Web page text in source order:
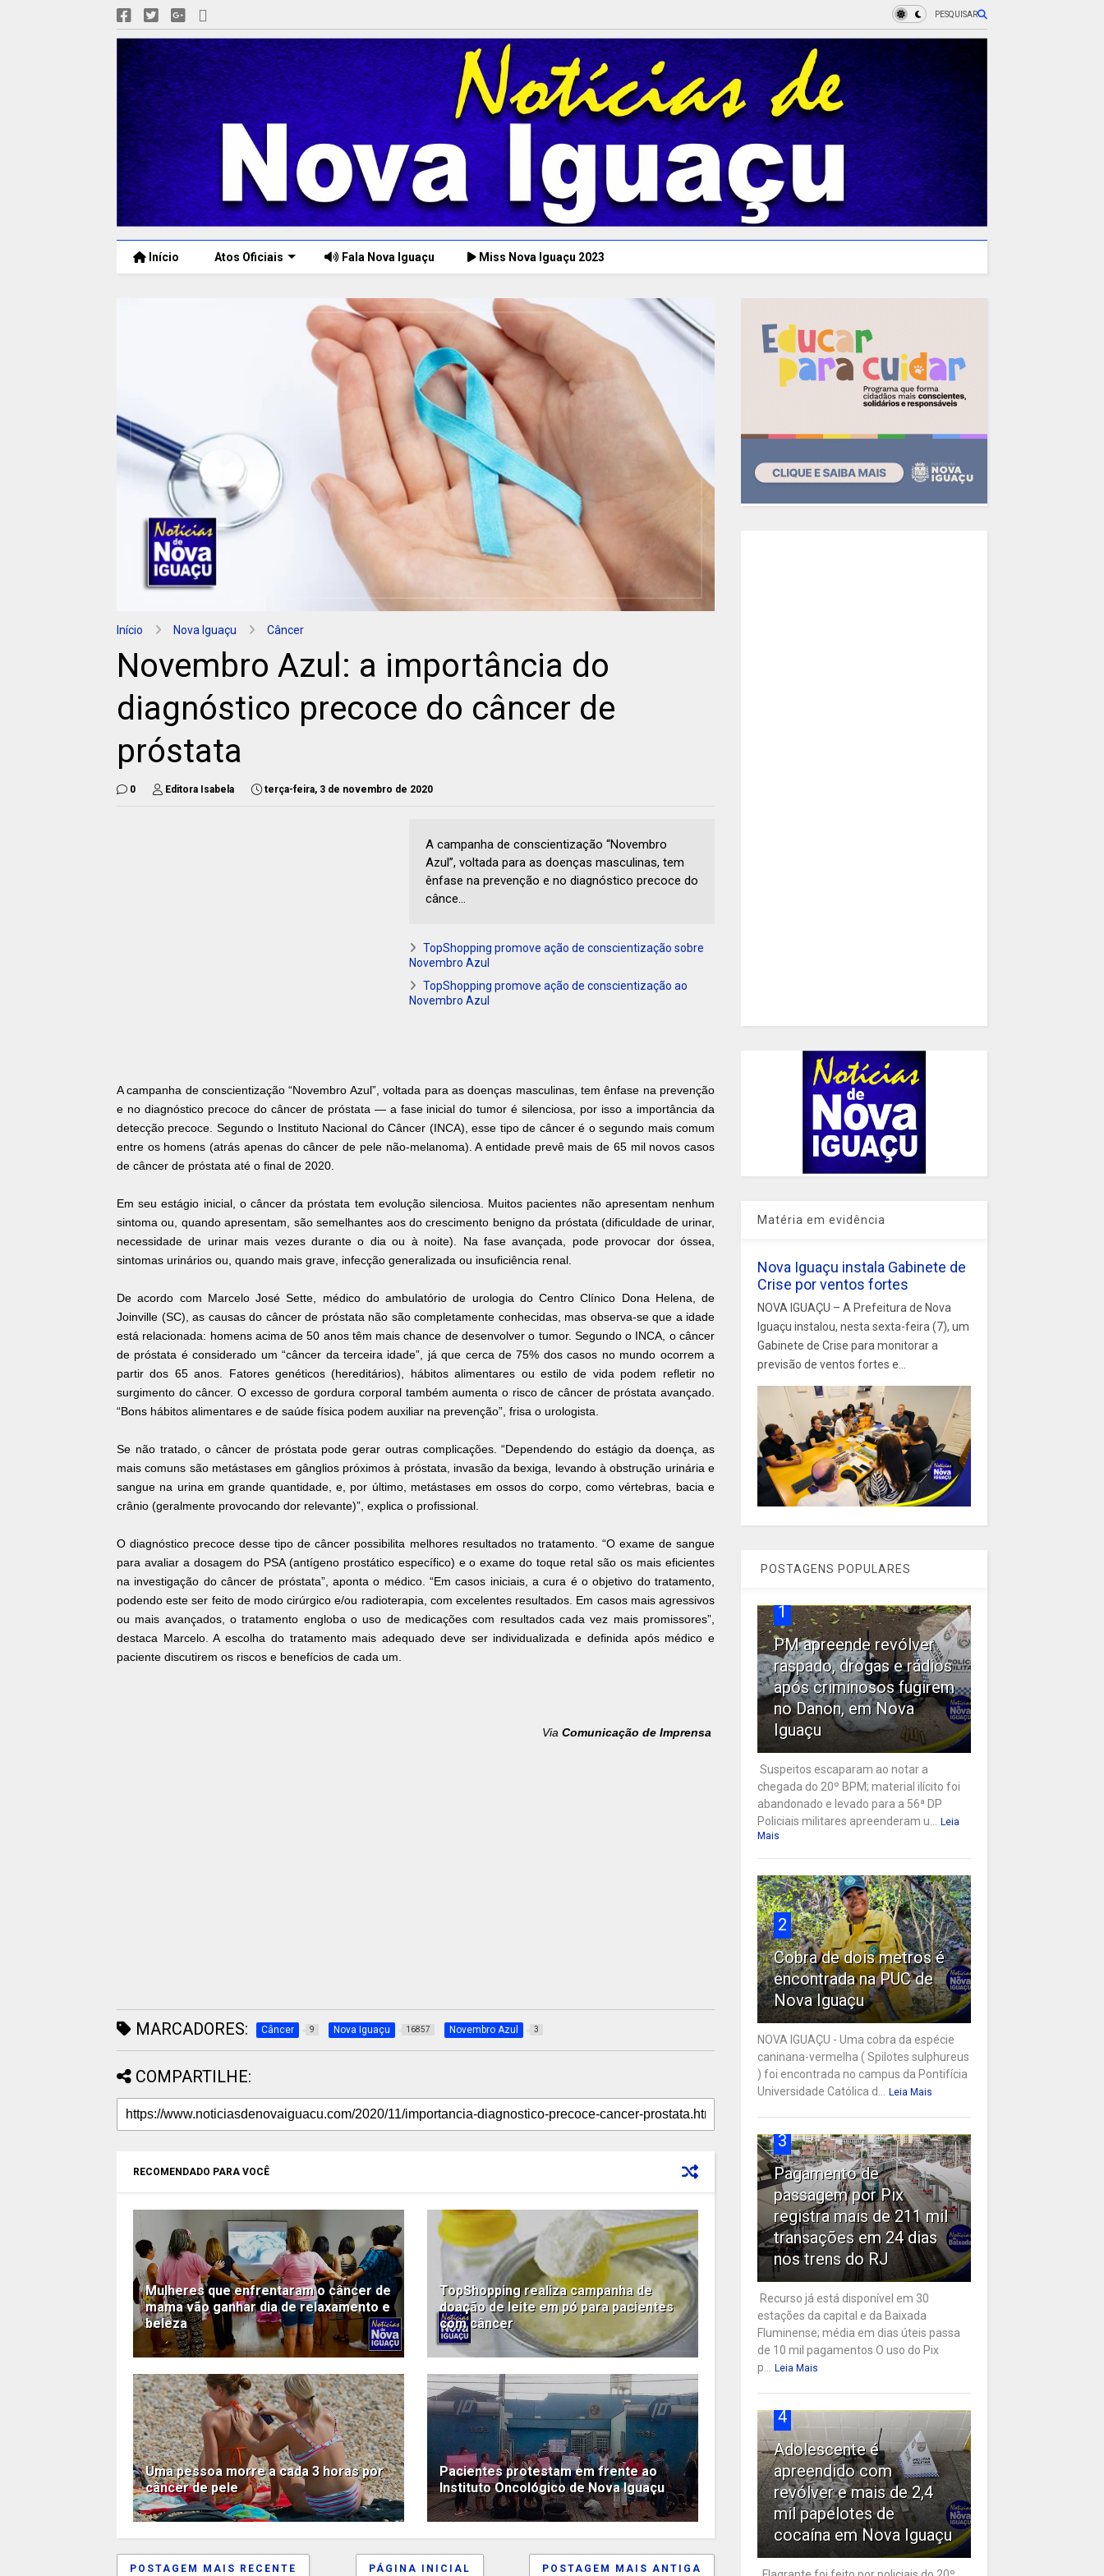
PESQUISAR
Início Atos Oficiais Fala Nova Iguaçu Miss Nova Iguaçu 2023
Início Nova Iguaçu Câncer
Novembro Azul: a importância do
diagnóstico precoce do câncer de
próstata
0 Editora Isabela terça-feira, 3 de novembro de 2020
A campanha de conscientização “Novembro
Azul”, voltada para as doenças masculinas, tem
ênfase na prevenção e no diagnóstico precoce do
cânce...
TopShopping promove ação de conscientização sobre
Novembro Azul
TopShopping promove ação de conscientização ao
Novembro Azul
A campanha de conscientização “Novembro Azul”, voltada para as doenças masculinas, tem ênfase na prevenção
e no diagnóstico precoce do câncer de próstata — a fase inicial do tumor é silenciosa, por isso a importância da
detecção precoce. Segundo o Instituto Nacional do Câncer (INCA), esse tipo de câncer é o segundo mais comum
entre os homens (atrás apenas do câncer de pele não-melanoma). A entidade prevê mais de 65 mil novos casos
de câncer de próstata até o final de 2020.
Em seu estágio inicial, o câncer da próstata tem evolução silenciosa. Muitos pacientes não apresentam nenhum
sintoma ou, quando apresentam, são semelhantes aos do crescimento benigno da próstata (dificuldade de urinar,
necessidade de urinar mais vezes durante o dia ou à noite). Na fase avançada, pode provocar dor óssea,
sintomas urinários ou, quando mais grave, infecção generalizada ou insuficiência renal.
De acordo com Marcelo José Sette, médico do ambulatório de urologia do Centro Clínico Dona Helena, de
Joinville (SC), as causas do câncer de próstata não são completamente conhecidas, mas observa-se que a idade
está relacionada: homens acima de 50 anos têm mais chance de desenvolver o tumor. Segundo o INCA, o câncer
de próstata é considerado um “câncer da terceira idade”, já que cerca de 75% dos casos no mundo ocorrem a
partir dos 65 anos. Fatores genéticos (hereditários), hábitos alimentares ou estilo de vida podem refletir no
surgimento do câncer. O excesso de gordura corporal também aumenta o risco de câncer de próstata avançado.
“Bons hábitos alimentares e de saúde física podem auxiliar na prevenção”, frisa o urologista.
Se não tratado, o câncer de próstata pode gerar outras complicações. “Dependendo do estágio da doença, as
mais comuns são metástases em gânglios próximos à próstata, invasão da bexiga, levando à obstrução urinária e
sangue na urina em grande quantidade, e, por último, metástases em ossos do corpo, como vértebras, bacia e
crânio (geralmente provocando dor relevante)”, explica o profissional.
O diagnóstico precoce desse tipo de câncer possibilita melhores resultados no tratamento. “O exame de sangue
para avaliar a dosagem do PSA (antígeno prostático específico) e o exame do toque retal são os mais eficientes
na investigação do câncer de próstata”, aponta o médico. “Em casos iniciais, a cura é o objetivo do tratamento,
podendo este ser feito de modo cirúrgico e/ou radioterapia, com excelentes resultados. Em casos mais agressivos
ou mais avançados, o tratamento engloba o uso de medicações com resultados cada vez mais promissores”,
destaca Marcelo. A escolha do tratamento mais adequado deve ser individualizada e definida após médico e
paciente discutirem os riscos e benefícios de cada um.
Via Comunicação de Imprensa
MARCADORES: Câncer 9 Nova Iguaçu 16857 Novembro Azul 3
COMPARTILHE:
RECOMENDADO PARA VOCÊ
Mulheres que enfrentaram o câncer de
mama vão ganhar dia de relaxamento e
beleza
TopShopping realiza campanha de
doação de leite em pó para pacientes
com câncer
Uma pessoa morre a cada 3 horas por
câncer de pele
Pacientes protestam em frente ao
Instituto Oncológico de Nova Iguaçu
POSTAGEM MAIS RECENTE POSTAGEM MAIS ANTIGA
PÁGINA INICIAL
Matéria em evidência
Nova Iguaçu instala Gabinete de
Crise por ventos fortes
NOVA IGUAÇU – A Prefeitura de Nova
Iguaçu instalou, nesta sexta-feira (7), um
Gabinete de Crise para monitorar a
previsão de ventos fortes e...
POSTAGENS POPULARES
1
PM apreende revólver
raspado, drogas e rádios
após criminosos fugirem
no Danon, em Nova
Iguaçu
Suspeitos escaparam ao notar a
chegada do 20º BPM; material ilícito foi
abandonado e levado para a 56ª DP
Policiais militares apreenderam u...
Leia
Mais
2
Cobra de dois metros é
encontrada na PUC de
Nova Iguaçu
NOVA IGUAÇU - Uma cobra da espécie
caninana-vermelha ( Spilotes sulphureus
) foi encontrada no campus da Pontifícia
Universidade Católica d...
Leia Mais
3
Pagamento de
passagem por Pix
registra mais de 211 mil
transações em 24 dias
nos trens do RJ
Recurso já está disponível em 30
estações da capital e da Baixada
Fluminense; média em dias úteis passa
de 10 mil pagamentos O uso do Pix
p...
Leia Mais
4
Adolescente é
apreendido com
revólver e mais de 2,4
mil papelotes de
cocaína em Nova Iguaçu